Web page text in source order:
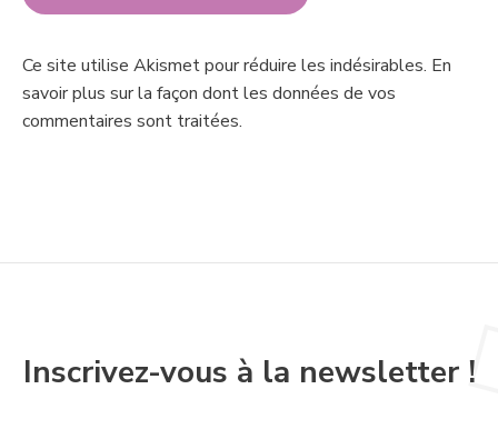
Ce site utilise Akismet pour réduire les indésirables. En
savoir plus sur la façon dont les données de vos
commentaires sont traitées.
Inscrivez-vous à la newsletter !